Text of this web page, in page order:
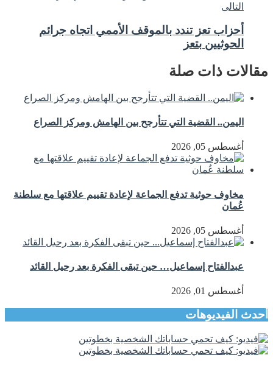
التالى
أحزاب تعز تندد بالموقف الأممي اتجاه جرائم
الحوثيين بتعز
مقالات ذات صلة
اليمن.. القضية التي تتأرجح بين الهامش ومركز الصراع
أغسطس 05, 2026
مخاوف حوثية تدفع الجماعة لإعادة تقييم علاقتها مع سلطنة
عُمان
أغسطس 05, 2026
عبدالفتاح إسماعيل… حين تبقى الفكرة بعد رحيل القائد
أغسطس 01, 2026
أحدث الفيديوهات